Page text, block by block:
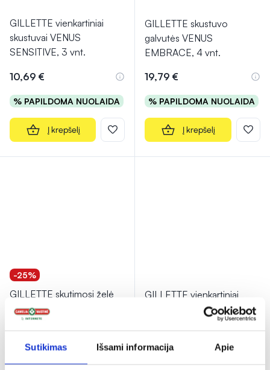
Sutikimas Išsami informacija Apie
GILLETTE vienkartiniai
skustuvai VENUS
SENSITIVE, 3 vnt.
10,69 €
% PAPILDOMA NUOLAIDA
Į krepšelį
GILLETTE skustuvo
galvutės VENUS
EMBRACE, 4 vnt.
19,79 €
% PAPILDOMA NUOLAIDA
Į krepšelį
-25%
GILLETTE skutimosi želė
FUSION ULTRA, 75 ml
GILLETTE vienkartiniai
skustuvai 2, 5 vnt.